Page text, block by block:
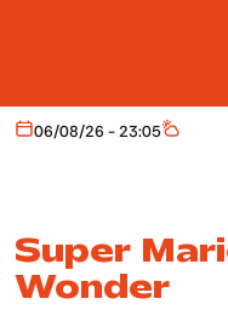
Aujourd'hui
06/08/26 - 23:05 Météo
Super
Wonder